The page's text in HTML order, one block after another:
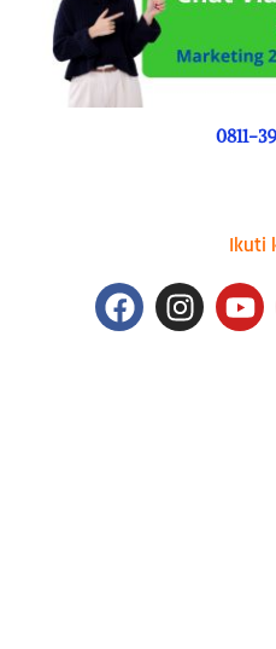
0811-
Ikuti
Facebook